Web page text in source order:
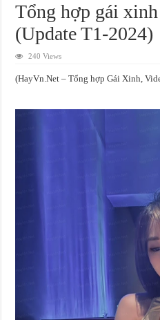
Tổng hợp gái
(Update T1-2024)
240 Views
(HayVn.Net – Tổng hợp Gái Xinh,